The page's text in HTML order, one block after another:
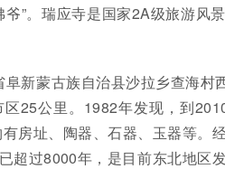
”。瑞应寺是国家2A级旅游风
新蒙古族自治县沙拉乡查海村
25公里。1982年发现，到
房址、陶器、石器、玉器等。
超过8000年，是目前东北地区